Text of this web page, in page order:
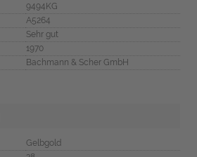
9494KG
A5264
Sehr gut
1970
Bachmann & Scher GmbH
Gelbgold